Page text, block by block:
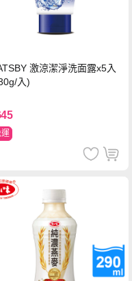
激涼潔淨洗面露x5入
入)
運